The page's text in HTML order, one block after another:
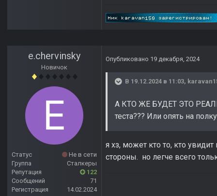
e.chervinsky
Новичок
Статус
Не в сети
Группа
Сталкеры
Репутация
122
Сообщений
71
Регистрация
14.02.2024
Опубликовано 19 декабря, 2024
В 19.12.2024 в 11:03,
А КТО ЖЕ БУДЕТ ЭТО
теста??? Или опять на
я хз, может кто то, кто
стороны. но легче всего